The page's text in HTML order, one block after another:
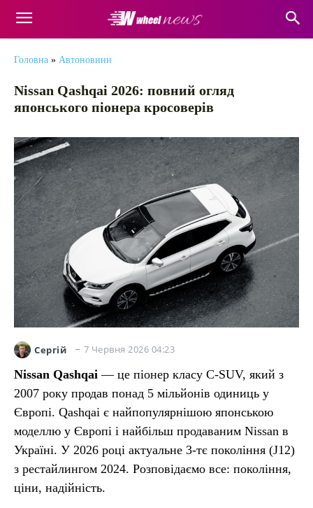
Головна » Автоновини
Nissan Qashqai 2026: повний огляд
японського піонера кросоверів
Сергій 7 Червня 2026 04:23
Nissan Qashqai — це піонер класу C-SUV, який з
2007 року продав понад 5 мільйонів одиниць у
Європі. Qashqai є найпопулярнішою японською
моделлю у Європі і найбільш продаваним Nissan в
Україні. У 2026 році актуальне 3-тє покоління (J12)
з рестайлингом 2024. Розповідаємо все: покоління,
ціни, надійність.